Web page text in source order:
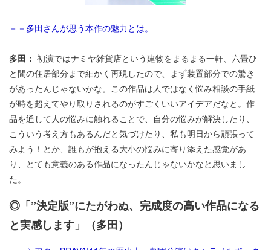
－－多田さんが思う本作の魅力とは。
多田： 初演ではナミヤ雑貨店という建物をまるまる一軒、六畳ひ
と間の住居部分まで細かく再現したので、まず装置部分での驚き
があったんじゃないかな。この作品は人ではなく悩み相談の手紙
が時を超えてやり取りされるのがすごくいいアイデアだなと。作
品を通して人の悩みに触れることで、自分の悩みが解決したり、
こういう考え方もあるんだと気づけたり、私も明日から頑張って
みよう！とか、誰もが抱える大小の悩みに寄り添えた感覚があ
り、とても意義のある作品になったんじゃないかなと思いまし
た。
◎「”決定版”にたがわぬ、完成度の高い作品になる
と実感します」（多田）